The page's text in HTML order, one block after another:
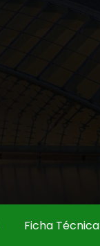
Ficha Técnica